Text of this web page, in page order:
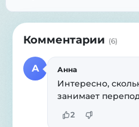
Комментарии (6)
А Анна
Интересно,
занимает
2